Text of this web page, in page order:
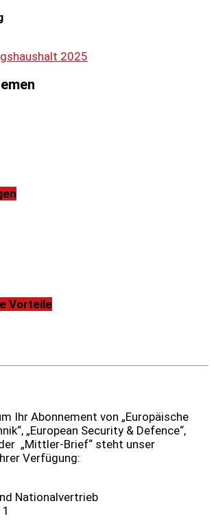
2025
Vorteile
Ihr Abonnement von „Europäische
„European Security & Defence“,
„Mittler-Brief“ steht unser
Verfügung:
Nationalvertrieb